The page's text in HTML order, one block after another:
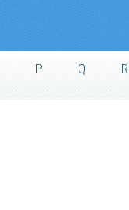
P Q R